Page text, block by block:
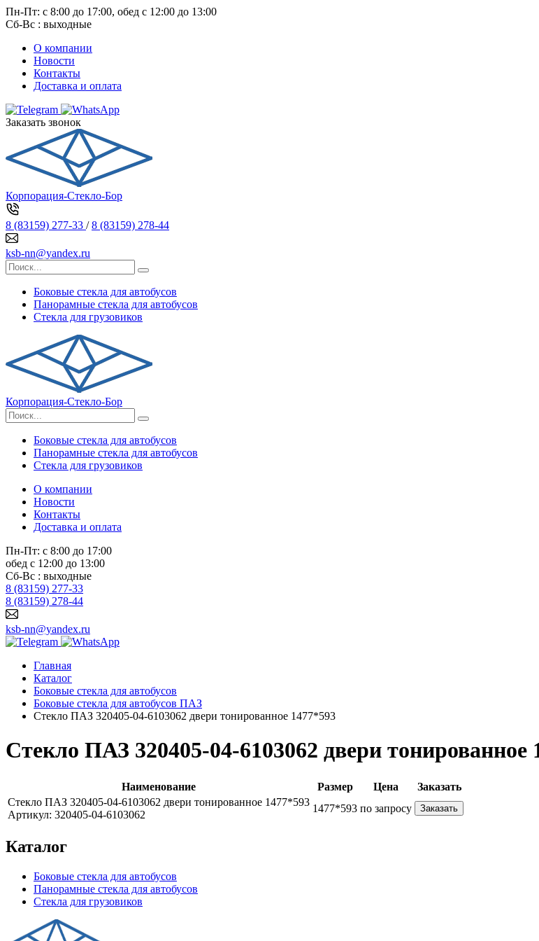
Пн-Пт: с 8:00 до 17:00, обед с 12:00 до 13:00
Сб-Вс : выходные
О компании
Новости
Контакты
Доставка и оплата
Заказать звонок
Корпорация-Стекло-Бор
8 (83159) 277-33 /8 (83159) 278-44
ksb-nn@yandex.ru
Боковые стекла для автобусов
Панорамные стекла для автобусов
Стекла для грузовиков
Корпорация-Стекло-Бор
Боковые стекла для автобусов
Панорамные стекла для автобусов
Стекла для грузовиков
О компании
Новости
Контакты
Доставка и оплата
Пн-Пт: с 8:00 до 17:00
обед с 12:00 до 13:00
Сб-Вс : выходные
8 (83159) 277-33
8 (83159) 278-44
ksb-nn@yandex.ru
Главная
Каталог
Боковые стекла для автобусов
Боковые стекла для автобусов ПАЗ
Стекло ПАЗ 320405-04-6103062 двери тонированное 1477*593
Стекло ПАЗ 320405-04-6103062 двери тонированное
Наименование Размер Цена
Заказать
Стекло ПАЗ 320405-04-6103062 двери тонированное 1477*593
Артикул: 320405-04-6103062
1477*593 по запросу Заказать
Каталог
Боковые стекла для автобусов
Панорамные стекла для автобусов
Стекла для грузовиков